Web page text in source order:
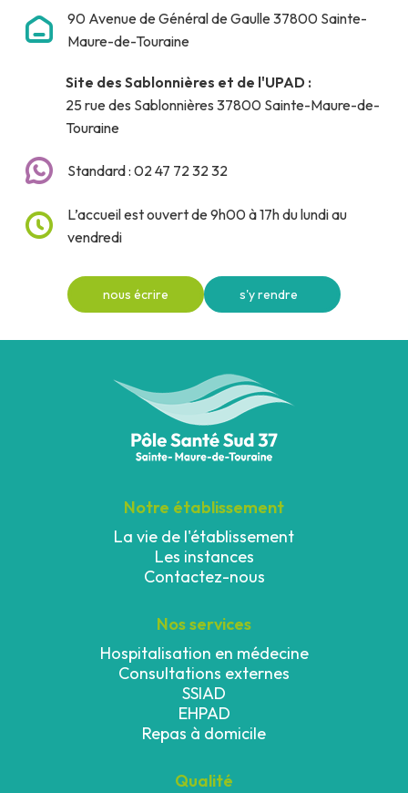
90 Avenue de Général de Gaulle 37800 Sainte-
Maure-de-Touraine
Site des Sablonnières et de l'UPAD :
25 rue des Sablonnières 37800 Sainte-Maure-de-
Touraine
Standard : 02 47 72 32 32
L’accueil est ouvert de 9h00 à 17h du lundi au
vendredi
nous écrire s'y rendre
Notre établissement
La vie de l'établissement
Les instances
Contactez-nous
Nos services
Hospitalisation en médecine
Consultations externes
SSIAD
EHPAD
Repas à domicile
Qualité